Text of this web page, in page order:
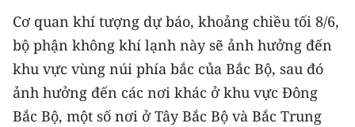
MEDIA CENTER
E-Magazine
Video
Media Chính trị
Cơ quan khí tượng dự báo, khoảng chiều tối 8/6,
bộ phận không khí lạnh này sẽ ảnh hưởng đến
khu vực vùng núi phía bắc của Bắc Bộ, sau đó
ảnh hưởng đến các nơi khác ở khu vực Đông
Bắc Bộ, một số nơi ở Tây Bắc Bộ và Bắc Trung